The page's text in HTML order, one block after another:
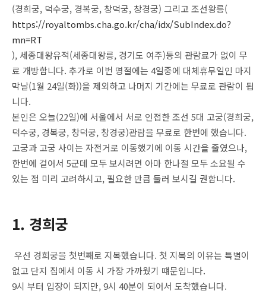
(경희궁, 덕수궁, 경복궁, 창덕궁, 창경궁) 그리고 조선왕릉(
https://royaltombs.cha.go.kr/cha/idx/SubIndex.do?
mn=RT
), 세종대왕유적(세종대왕릉, 경기도 여주)등의 관람료가 없이 무
료 개방합니다. 추가로 이번 명절에는 4일중에 대체휴무일인 마지
막날(1월 24일(화))을 제외하고 나머지 기간에는 무료로 관람이 됩
니다.
본인은 오늘(22일)에 서울에서 서로 인접한 조선 5대 고궁(경희궁,
덕수궁, 경복궁, 창덕궁, 창경궁)관람을 무료로 한번에 했습니다.
고궁과 고궁 사이는 자전거로 이동했기에 이동 시간을 줄였으나,
한번에 걸어서 5군데 모두 보시려면 아마 한나절 모두 소요될 수
있는 점 미리 고려하시고, 필요한 만큼 둘러 보시길 권합니다.
1. 경희궁
우선 경희궁을 첫번째로 지목했습니다. 첫 지목의 이유는 특별이
없고 단지 집에서 이동 시 가장 가까웠기 떄문입니다.
9시 부터 입장이 되지만, 9시 40분이 되어서 도착했습니다.